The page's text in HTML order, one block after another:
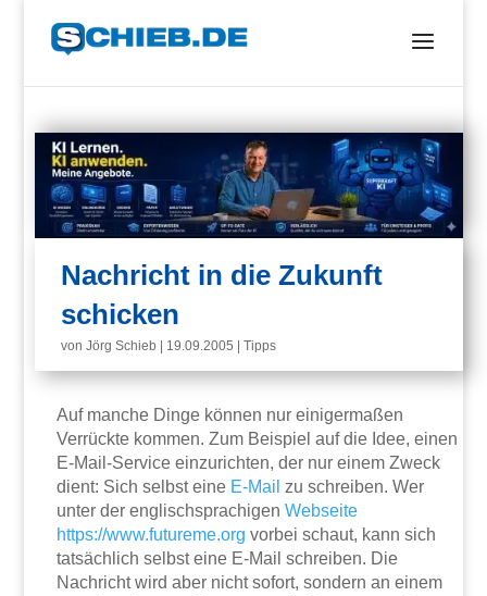
Nachricht in die Zukunft
schicken
vonJörg Schieb 19.09.2005 |Tipps
Auf manche Dinge können nur einigermaßen
Verrückte kommen. Zum Beispiel auf die Idee, einen
E-Mail-Service einzurichten, der nur einem Zweck
dient: Sich selbst eine E-Mail zu schreiben. Wer
unter der englischsprachigenWebseite
https://www.futureme.org vorbei schaut, kann sich
tatsächlich selbst eine E-Mail schreiben. Die
Nachricht wird aber nicht sofort, sondern an einem